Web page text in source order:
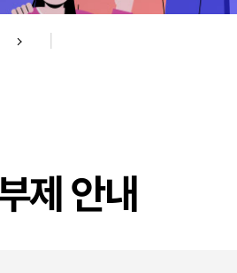
제 안내